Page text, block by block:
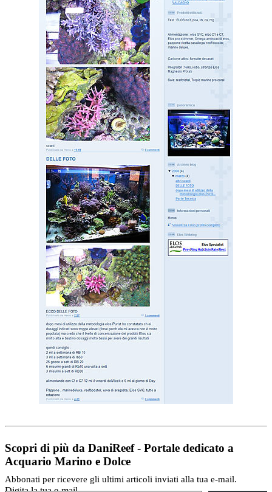
Scopri di più da DaniReef - Portale dedicato a
Acquario Marino e Dolce
Abbonati per ricevere gli ultimi articoli inviati alla tua e-mail.